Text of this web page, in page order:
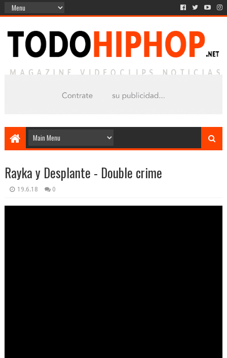
Rayka y Desplante - Double crime
19.6.18 0